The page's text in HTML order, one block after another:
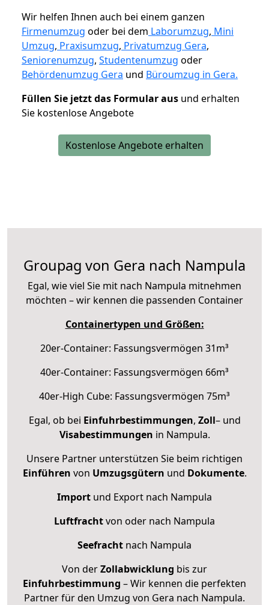
Wir helfen Ihnen auch bei einem ganzen
Firmenumzug oder bei dem Laborumzug, Mini
Umzug, Praxisumzug, Privatumzug Gera,
Seniorenumzug, Studentenumzug oder
Behördenumzug Gera und Büroumzug in Gera.
Füllen Sie jetzt das Formular aus und erhalten
Sie kostenlose Angebote
Kostenlose Angebote erhalten
Groupag von Gera nach Nampula
Egal, wie viel Sie mit nach Nampula mitnehmen
möchten – wir kennen die passenden Container
Containertypen und Größen:
20er-Container: Fassungsvermögen 31m³
40er-Container: Fassungsvermögen 66m³
40er-High Cube: Fassungsvermögen 75m³
Egal, ob bei Einfuhrbestimmungen, Zoll– und
Visabestimmungen in Nampula.
Unsere Partner unterstützen Sie beim richtigen
Einführen von Umzugsgütern und Dokumente.
Import und Export nach Nampula
Luftfrachtvon oder nach Nampula
Seefracht nach Nampula
Von derZollabwicklung bis zur
Einfuhrbestimmung – Wir kennen die perfekten
Partner für den Umzug von Gera nach Nampula.